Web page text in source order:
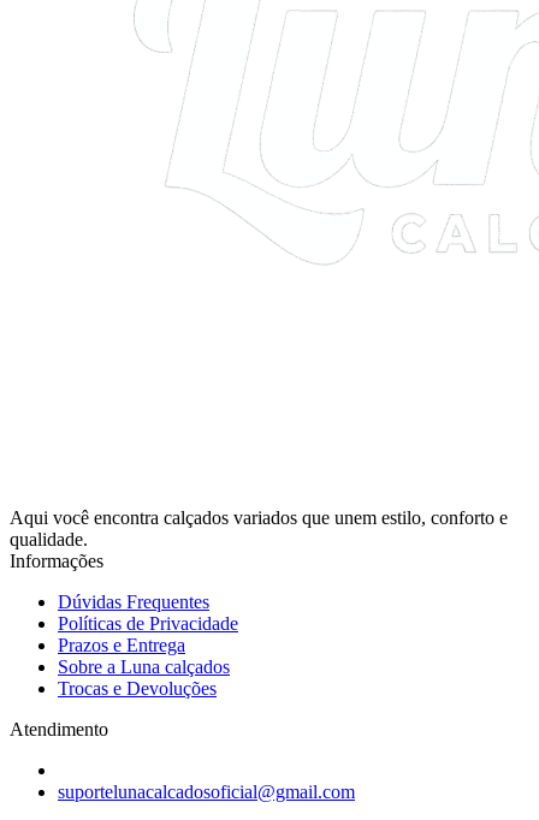
Aqui você encontra calçados variados que unem estilo, conforto e
qualidade.
Informações
Dúvidas Frequentes
Políticas de Privacidade
Prazos e Entrega
Sobre a Luna calçados
Trocas e Devoluções
Atendimento
suportelunacalcadosoficial@gmail.com